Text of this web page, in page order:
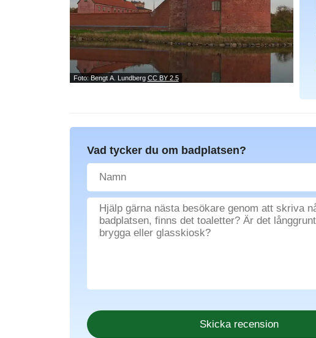
Foto: Bengt A. Lundberg CC BY 2.5
Vad tycker du om badplatsen?